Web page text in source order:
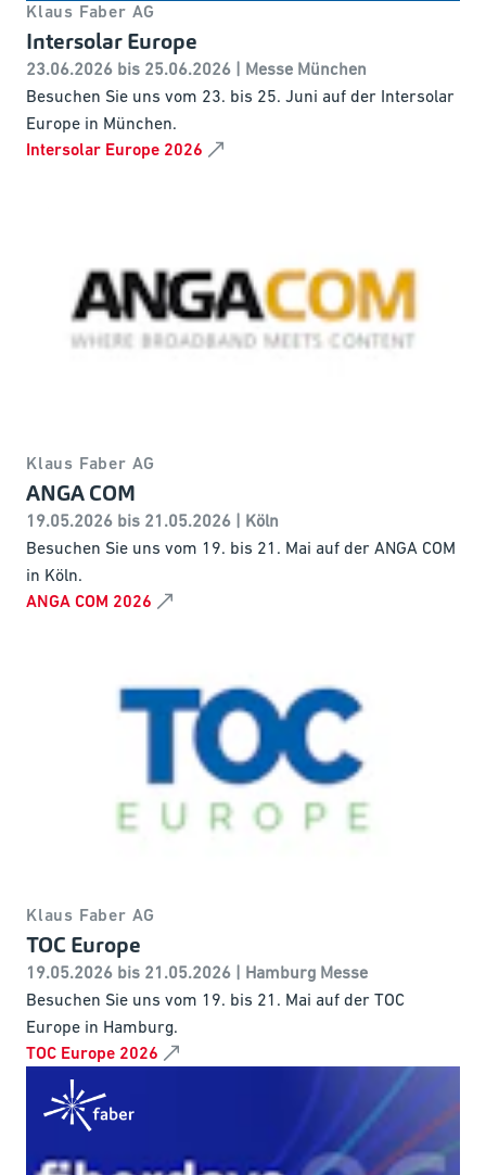
Klaus Faber AG
Intersolar Europe
23.06.2026 bis 25.06.2026 | Messe München
Besuchen Sie uns vom 23. bis 25. Juni auf der Intersolar
Europe in München.
Intersolar Europe 2026
Klaus Faber AG
ANGA COM
19.05.2026 bis 21.05.2026 | Köln
Besuchen Sie uns vom 19. bis 21. Mai auf der ANGA COM
in Köln.
ANGA COM 2026
Klaus Faber AG
TOC Europe
19.05.2026 bis 21.05.2026 | Hamburg Messe
Besuchen Sie uns vom 19. bis 21. Mai auf der TOC
Europe in Hamburg.
TOC Europe 2026